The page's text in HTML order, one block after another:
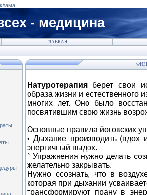
- медицина
ГЛАВНАЯ
Натуротерапия берет свои
образа жизни и естественного
многих лет. Оно было
посвятившим свою жизнь
Основные правила йоговских
• Дыхание производить (вдох
энергичный выдох.
° Упражнения нужно делать
желательно закрывать.
Нужно осознать, что в
которая при дыхании
трансформируют прану в